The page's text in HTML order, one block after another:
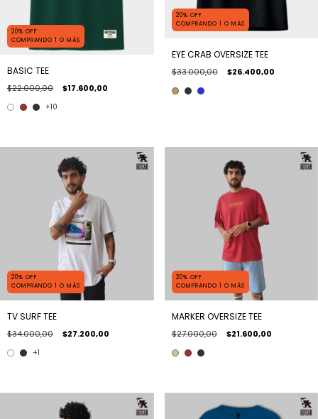
20% OFF
COMPRANDO 1 O MÁS
BASIC TEE
$22.000,00 $17.600,00
+10
20% OFF
COMPRANDO 1 O MÁS
EYE CRAB OVERSIZE TEE
$33.000,00 $26.400,00
20% OFF
COMPRANDO 1 O MÁS
TV SURF TEE
$34.000,00 $27.200,00
+1
20% OFF
COMPRANDO 1 O MÁS
MARKER OVERSIZE TEE
$27.000,00 $21.600,00